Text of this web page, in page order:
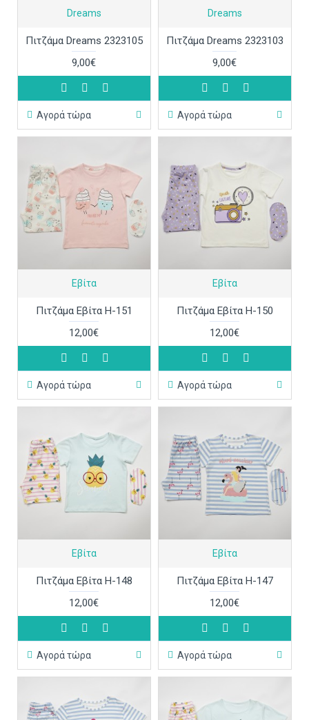
Dreams
Πιτζάμα Dreams 2323105
9,00€
Αγορά τώρα
Dreams
Πιτζάμα Dreams 2323103
9,00€
Αγορά τώρα
Εβίτα
Πιτζάμα Εβίτα Η-151
12,00€
Αγορά τώρα
Εβίτα
Πιτζάμα Εβίτα Η-150
12,00€
Αγορά τώρα
Εβίτα
Πιτζάμα Εβίτα Η-148
12,00€
Αγορά τώρα
Εβίτα
Πιτζάμα Εβίτα Η-147
12,00€
Αγορά τώρα